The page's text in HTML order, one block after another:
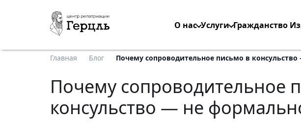
О нас Услуги Гражданство
Главная Блог Почему сопроводительное письмо в
Почему сопроводительное
консульство — не